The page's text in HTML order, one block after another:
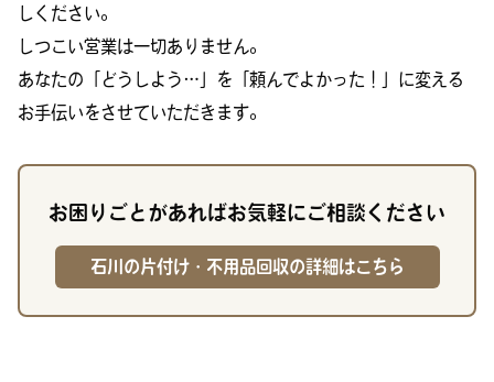
しください。
しつこい営業は一切ありません。
あなたの「どうしよう…」を「頼んでよかった！」に変える
お手伝いをさせていただきます。
お困りごとがあればお気軽にご相談ください
石川の片付け・不用品回収の詳細はこちら